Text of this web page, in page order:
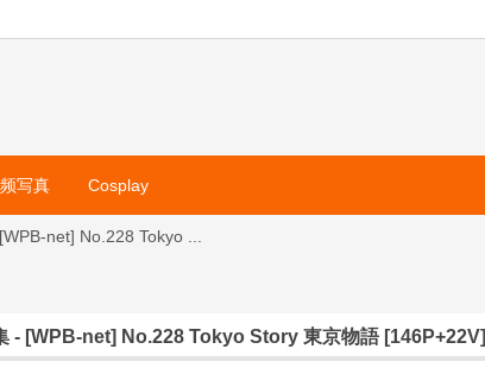
写真 Cosplay
net] No.228 Tokyo ...
- [WPB-net] No.228 Tokyo Story 東京物語 [146P+22V]